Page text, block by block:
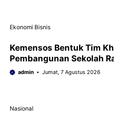
Ekonomi Bisnis
Kemensos Bentuk Tim
Pembangunan Sekolah
admin Jumat, 7 Agustus 2026
Nasional